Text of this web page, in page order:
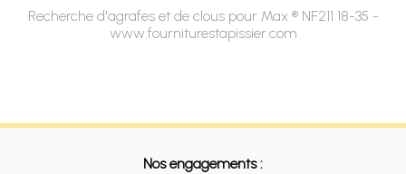
Recherche d'agrafes et de clous pour Max ® NF211 18-35 -
www.fourniturestapissier.com
Nos engagements :